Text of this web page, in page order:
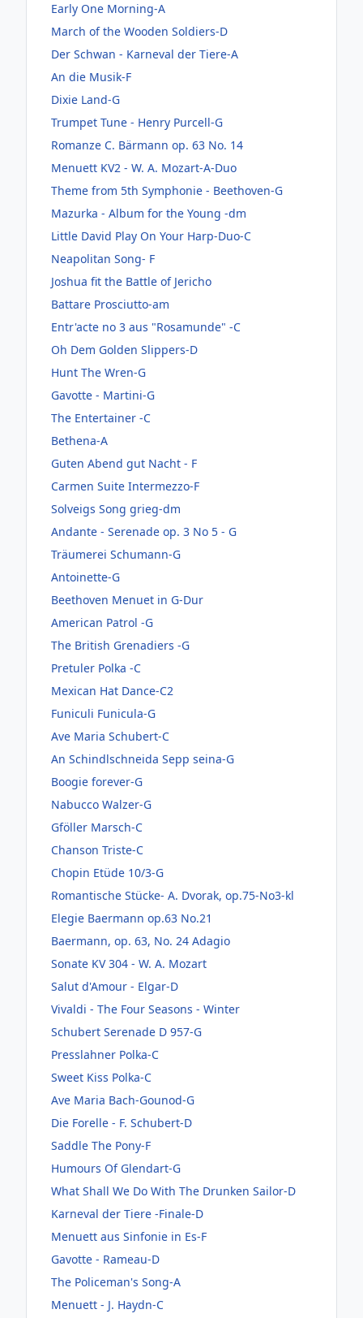
Early One Morning-A
March of the Wooden Soldiers-D
Der Schwan - Karneval der Tiere-A
An die Musik-F
Dixie Land-G
Trumpet Tune - Henry Purcell-G
Romanze C. Bärmann op. 63 No. 14
Menuett KV2 - W. A. Mozart-A-Duo
Theme from 5th Symphonie - Beethoven-G
Mazurka - Album for the Young -dm
Little David Play On Your Harp-Duo-C
Neapolitan Song- F
Joshua fit the Battle of Jericho
Battare Prosciutto-am
Entr'acte no 3 aus "Rosamunde" -C
Oh Dem Golden Slippers-D
Hunt The Wren-G
Gavotte - Martini-G
The Entertainer -C
Bethena-A
Guten Abend gut Nacht - F
Carmen Suite Intermezzo-F
Solveigs Song grieg-dm
Andante - Serenade op. 3 No 5 - G
Träumerei Schumann-G
Antoinette-G
Beethoven Menuet in G-Dur
American Patrol -G
The British Grenadiers -G
Pretuler Polka -C
Mexican Hat Dance-C2
Funiculi Funicula-G
Ave Maria Schubert-C
An Schindlschneida Sepp seina-G
Boogie forever-G
Nabucco Walzer-G
Gföller Marsch-C
Chanson Triste-C
Chopin Etüde 10/3-G
Romantische Stücke- A. Dvorak, op.75-No3-kl
Elegie Baermann op.63 No.21
Baermann, op. 63, No. 24 Adagio
Sonate KV 304 - W. A. Mozart
Salut d'Amour - Elgar-D
Vivaldi - The Four Seasons - Winter
Schubert Serenade D 957-G
Presslahner Polka-C
Sweet Kiss Polka-C
Ave Maria Bach-Gounod-G
Die Forelle - F. Schubert-D
Saddle The Pony-F
Humours Of Glendart-G
What Shall We Do With The Drunken Sailor-D
Karneval der Tiere -Finale-D
Menuett aus Sinfonie in Es-F
Gavotte - Rameau-D
The Policeman's Song-A
Menuett - J. Haydn-C